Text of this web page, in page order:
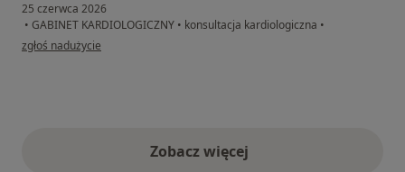
25 czerwca 2026
• GABINET KARDIOLOGICZNY • konsultacja kardiologiczna •
w opinii użytkownika Joanna
zgłoś nadużycie
Zobacz więcejopinie powyżej